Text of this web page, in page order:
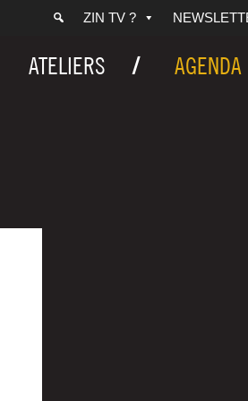
ZIN TV ?
ATELIERS AGENDA